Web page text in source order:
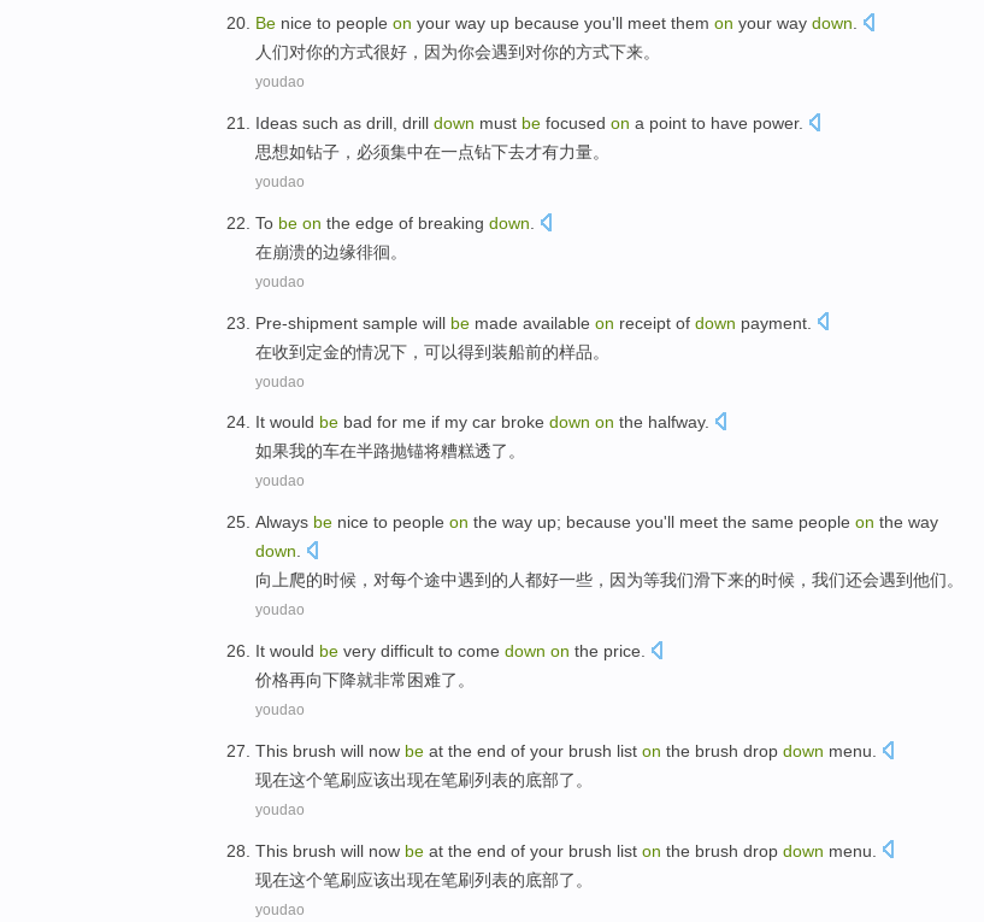
Be nice to people on your way up because you'll meet them on your way down
人们对你的方式很好， 因为你会遇到 对你的方式下来。
youdao
Ideas such as drill , drill down must be focused on a point to have power.
思想如钻子， 必须集中在一点钻下去才有力量。
youdao
To be on the edge of breaking down
在崩溃的边缘徘徊。
youdao
Pre-shipment sample will be made available on receipt of down payment.
在收到定金的情况下 ， 可以得到装船前的样品。
youdao
It would be bad for me if my car broke down on the halfway.
如果我的车在半路抛锚将糟糕透了。
youdao
Always be nice to people on the way up; because you'll meet the same people on the way
down
向上爬的时候，对每个途中遇到 的 人都好一些， 因为等我们滑下来的时候， 我们还会遇到他们。
youdao
It would be very difficult to come down on the price
价格再向下降就非常 困难了 。
youdao
This brush will now be at the end of your brush list on the brush drop down menu.
现在这个笔刷 应该出现在笔刷列表的底部了。
youdao
This brush will now be at the end of your brush list on the brush drop down menu.
现在这个笔刷应该出现在笔刷列表的底部了。
youdao